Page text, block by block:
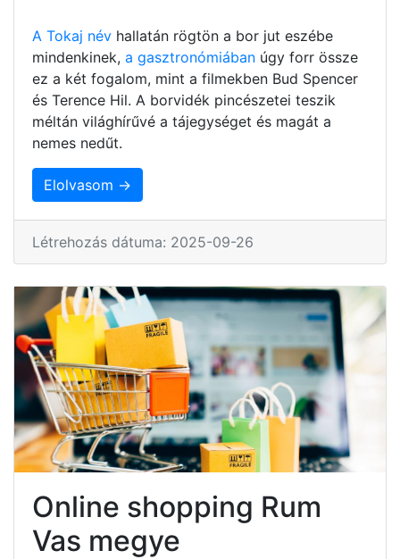
A Tokaj név hallatán rögtön a bor jut eszébe
mindenkinek, a gasztronómiában úgy forr össze
ez a két fogalom, mint a filmekben Bud Spencer
és Terence Hil. A borvidék pincészetei teszik
méltán világhírűvé a tájegységet és magát a
nemes nedűt.
Elolvasom →
Létrehozás dátuma: 2025-09-26
Online shopping Rum
Vas megye